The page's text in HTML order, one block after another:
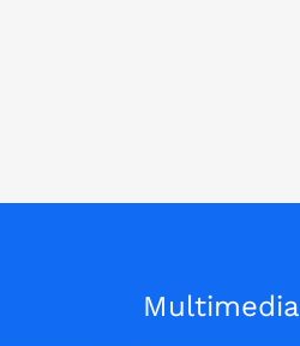
Multimedia